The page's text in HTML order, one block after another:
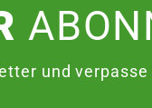
und